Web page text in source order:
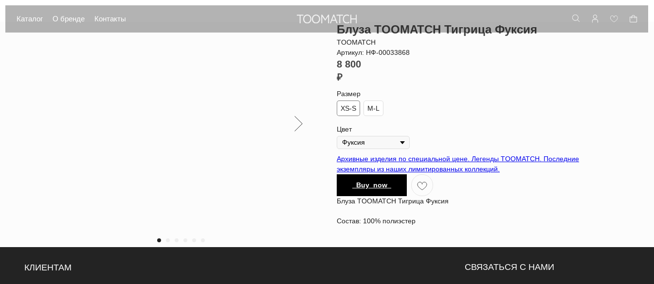
Контакты
О бренде
Каталог
Блуза TOOMATCH Тигрица Фуксия
TOOMATCH
Артикул: НФ-00033868
8 800
₽
Размер
XS-S
M-L
Цвет
Архивные изделия по специальной цене. Легенды TOOMATCH. Последние
экземпляры из наших лимитированных коллекций.
_Buy_now_
Блуза TOOMATCH Тигрица Фуксия
Состав: 100% полиэстер
СВЯЗАТЬСЯ С НАМИ
КЛИЕНТАМ